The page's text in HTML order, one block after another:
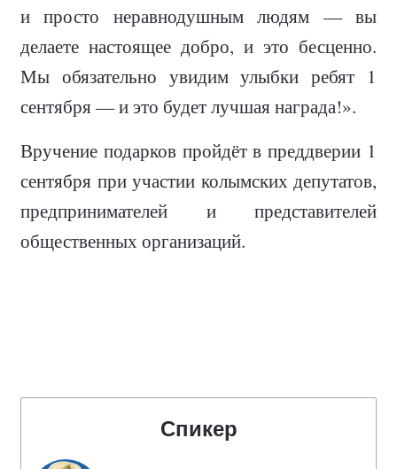
и просто неравнодушным людям — вы
делаете настоящее добро, и это бесценно.
Мы обязательно увидим улыбки ребят 1
сентября — и это будет лучшая награда!».
Вручение подарков пройдёт в преддверии 1
сентября при участии колымских депутатов,
предпринимателей и представителей
общественных организаций.
Спикер